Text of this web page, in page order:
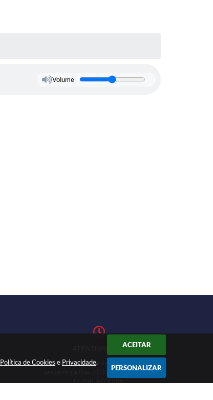
Política de Cookies e Privacidade.
ACEITAR
PERSONALIZAR
Volume
ATENDIMENTO
Atendimento de segunda-feira a
sexta-feira das 07:30h às 11h e das
12:30h às17:00h.